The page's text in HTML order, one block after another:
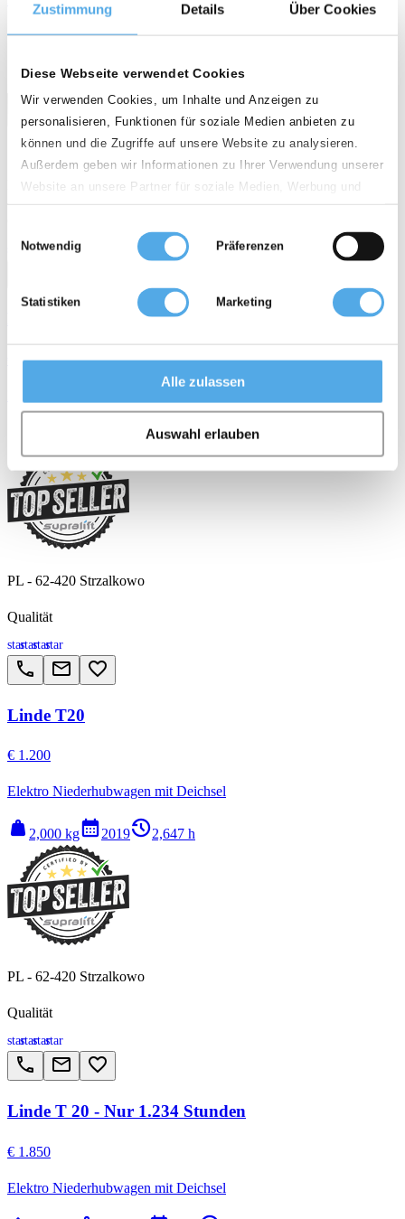
Zustimmung Details Über Cookies
Diese Webseite verwendet Cookies
Wir verwenden Cookies, um Inhalte und Anzeigen zu
personalisieren, Funktionen für soziale Medien anbieten zu
können und die Zugriffe auf unsere Website zu analysieren.
Außerdem geben wir Informationen zu Ihrer Verwendung unserer
Website an unsere Partner für soziale Medien, Werbung und
Analysen weiter. Unsere Partner führen diese Informationen
möglicherweise mit weiteren Daten zusammen, die Sie ihnen
bereitgestellt haben oder die sie im Rahmen Ihrer Nutzung der
Notwendig Präferenzen
Statistiken Marketing
Alle zulassen
Auswahl erlauben
weight calendar_month history_2
PL - 62-420 Strzalkowo
starstarstarstar
€ 1.400
history_27,523 h
PL - 62-420 Strzalkowo
Qualität
starstarstarstar
call email favorite_border
Linde T20
€ 1.200
Elektro Niederhubwagen mit Deichsel
weight 2,000 kgcalendar_month2019history_22,647 h
PL - 62-420 Strzalkowo
Qualität
starstarstarstar
call email favorite_border
Linde T 20 - Nur 1.234 Stunden
€ 1.850
Elektro Niederhubwagen mit Deichsel